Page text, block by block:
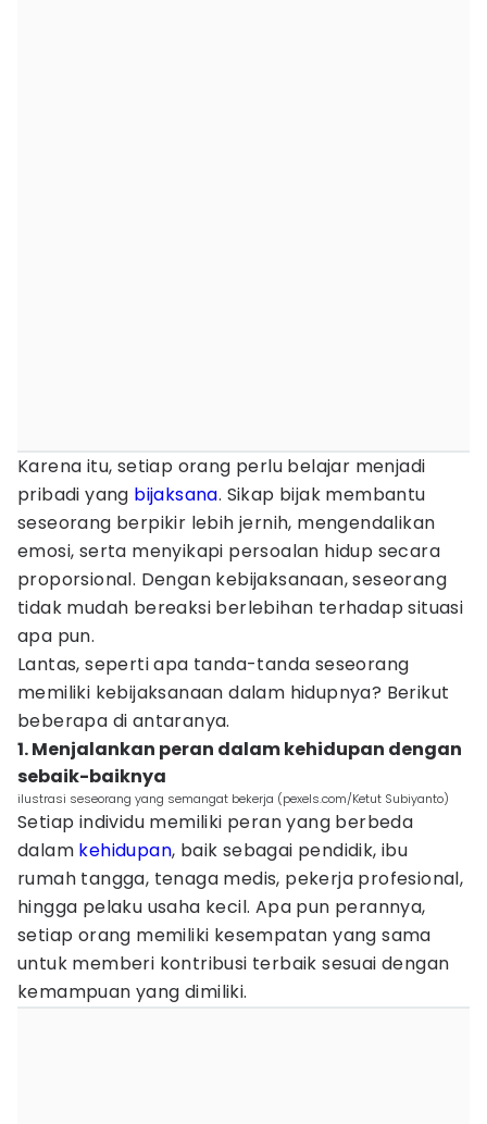
Karena itu, setiap orang perlu belajar menjadi
pribadi yang bijaksana. Sikap bijak membantu
seseorang berpikir lebih jernih, mengendalikan
emosi, serta menyikapi persoalan hidup secara
proporsional. Dengan kebijaksanaan, seseorang
tidak mudah bereaksi berlebihan terhadap situasi
apa pun.
Lantas, seperti apa tanda-tanda seseorang
memiliki kebijaksanaan dalam hidupnya? Berikut
beberapa di antaranya.
1. Menjalankan peran dalam kehidupan dengan
sebaik-baiknya
ilustrasi seseorang yang semangat bekerja (pexels.com/Ketut Subiyanto)
Setiap individu memiliki peran yang berbeda
dalam kehidupan, baik sebagai pendidik, ibu
rumah tangga, tenaga medis, pekerja profesional,
hingga pelaku usaha kecil. Apa pun perannya,
setiap orang memiliki kesempatan yang sama
untuk memberi kontribusi terbaik sesuai dengan
kemampuan yang dimiliki.